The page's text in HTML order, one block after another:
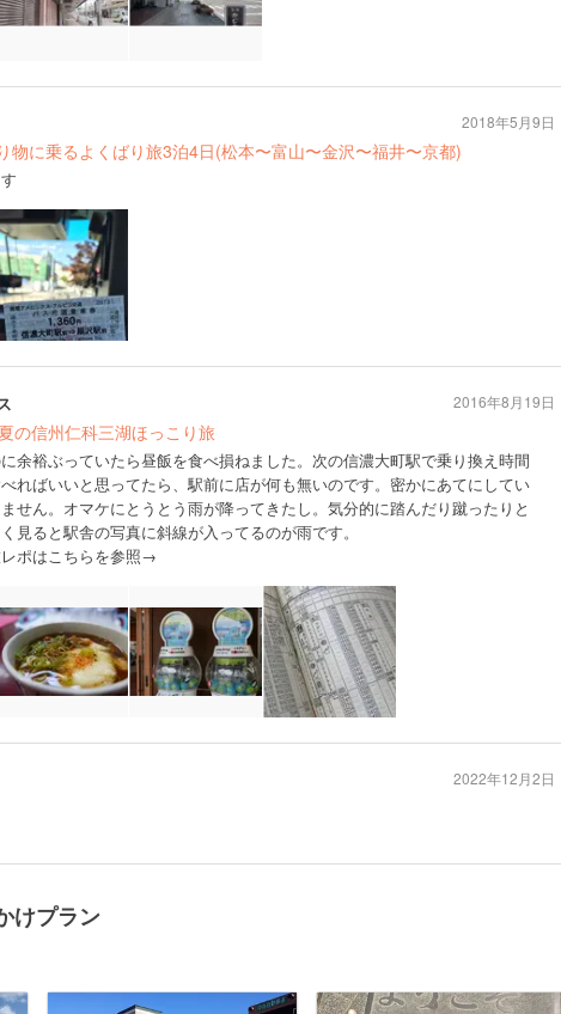
物に乗るよくばり旅3泊4日(松本〜富山〜金沢〜福井〜京都)
2018年5月9日
の信州仁科三湖ほっこり旅
余裕ぶっていたら昼飯を食べ損ねました。次の信濃大町駅で乗り換え時間
ればいいと思ってたら、駅前に店が何も無いのです。密かにあてにしてい
せん。オマケにとうとう雨が降ってきたし。気分的に踏んだり蹴ったりと
見ると駅舎の写真に斜線が入ってるのが雨です。
ポはこちらを参照→
2016年8月19日
2022年12月2日
けプラン